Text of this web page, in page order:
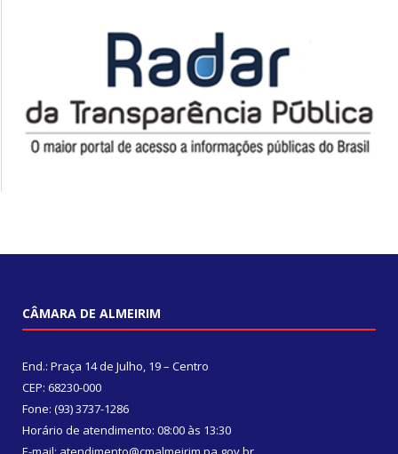
CÂMARA DE ALMEIRIM
End.: Praça 14 de Julho, 19 – Centro
CEP: 68230-000
Fone: (93) 3737-1286
Horário de atendimento: 08:00 às 13:30